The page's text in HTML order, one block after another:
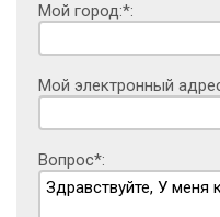
Мой город:*:
Мой электронный
Вопрос*: